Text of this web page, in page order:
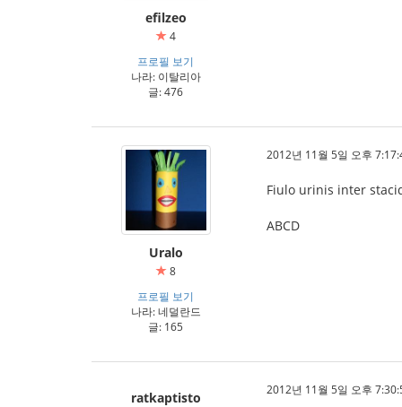
efilzeo
4
프로필 보기
나라: 이탈리아
글: 476
Uralo
8
프로필 보기
나라: 네덜란드
글: 165
2012년 11월 5일 오후
Fiulo urinis inter
ABCD
ratkaptisto 2012년 11월 5일 오후